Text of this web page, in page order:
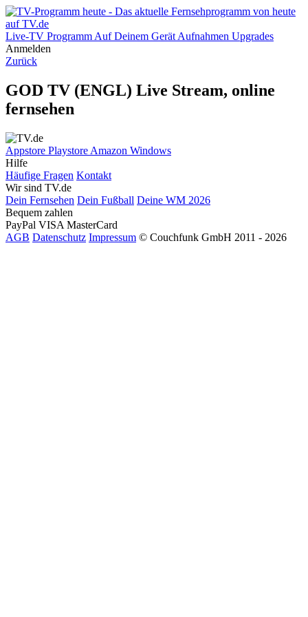
Live-TV Programm Auf Deinem Gerät Aufnahmen Upgrades
Anmelden
Zurück
GOD TV (ENGL) Live Stream, online
fernsehen
Appstore Playstore Amazon Windows
Hilfe
Häufige Fragen Kontakt
Wir sind TV.de
Dein Fernsehen Dein Fußball Deine WM 2026
Bequem zahlen
PayPal VISA MasterCard
AGB Datenschutz Impressum © Couchfunk GmbH 2011 - 2026